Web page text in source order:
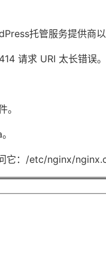
托管服务提供商以
请求 URI 太长错误。
它：/etc/nginx/